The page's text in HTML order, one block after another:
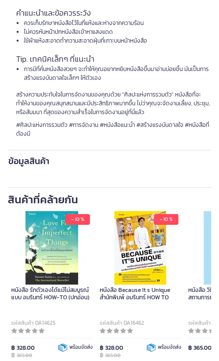
คำแนะนำและข้อควรระวัง
ควรเก็บรักษาหนังสือไว้ในที่แห้งและห่างจากความร้อน
ไม่ควรหันหน้าปกหนังสือเข้าหาแสงแดด
ใช้ผ้าแห้งสะอาดทำความสะอาดฝุ่นที่เกาะบนหน้าหนังสือ
Tip. เทคนิคเล็กๆ ที่แนะนำ
การมีที่คั่นหนังสือสวยๆ จะทำให้คุณอยากหยิบหนังสือขึ้นมาอ่านบ่อยขึ้น มันเป็นการ
สร้างแรงบันดาลใจเล็กๆ ให้ตัวเอง
สร้างความประทับใจในการจัดงานของคุณด้วย "ศิลปะแห่งการรวมตัว" หนังสือที่จะ
ทำให้งานของคุณสนุกสนานและมีประสิทธิภาพมากขึ้น ไม่ว่าคุณจะจัดงานเลี้ยง, ประชุม,
หรือสัมมนา ที่สุดของความสำเร็จในการจัดงานอยู่ที่นี่แล้ว
#ศิลปะแห่งการรวมตัว #การจัดงาน #หนังสือแนะนำ #สร้างแรงบันดาลใจ #หนังสือที่
ต้องมี
ข้อมูลสินค้า
สินค้าที่คล้ายกัน
- 10 %
หนังสือ รักตัวเองได้แม้ไม่สมบูรณ์
แบบ อมรินทร์ HOW-TO (ปกอ่อน)
รหัสสินค้า DA14625
฿ 328.00
฿ 365.00
พร้อมจัดส่ง
- 10 %
หนังสือ Because It s Unique
สำนักพิมพ์ อมรินทร์ HOW TO
รหัสสินค้า DA16462
฿ 328.00
฿ 365.00
พร้อมจัดส่ง
หนังสือ วิธีพู
สถานการณ์
รหัสสินค้า
฿ 365.00